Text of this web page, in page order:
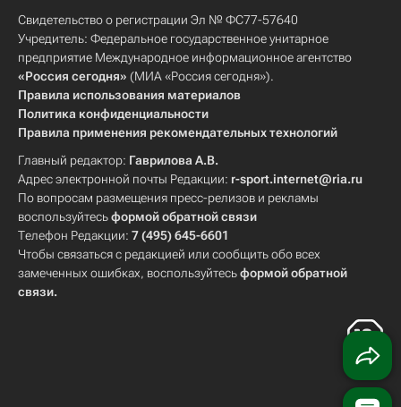
Свидетельство о регистрации Эл № ФС77-57640
Учредитель: Федеральное государственное унитарное
предприятие Международное информационное агентство
«Россия сегодня» (МИА «Россия сегодня»).
Правила использования материалов
Политика конфиденциальности
Правила применения рекомендательных технологий
Главный редактор: Гаврилова А.В.
Адрес электронной почты Редакции: r-sport.internet@ria.ru
По вопросам размещения пресс-релизов и рекламы
воспользуйтесьформой обратной связи
Телефон Редакции: 7 (495) 645-6601
Чтобы связаться с редакцией или сообщить обо всех
замеченных ошибках, воспользуйтесьформой обратной
связи.